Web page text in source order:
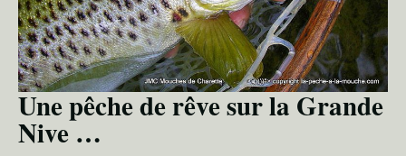
Une pêche de rêve sur la Grande
Nive …